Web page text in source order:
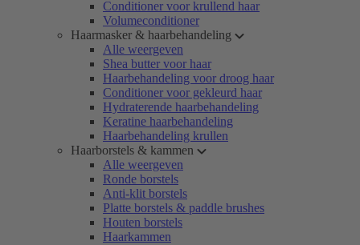
Conditioner voor krullend haar
Volumeconditioner
Haarmasker & haarbehandeling
Alle weergeven
Shea butter voor haar
Haarbehandeling voor droog haar
Conditioner voor gekleurd haar
Hydraterende haarbehandeling
Keratine haarbehandeling
Haarbehandeling krullen
Haarborstels & kammen
Alle weergeven
Ronde borstels
Anti-klit borstels
Platte borstels & paddle brushes
Houten borstels
Haarkammen